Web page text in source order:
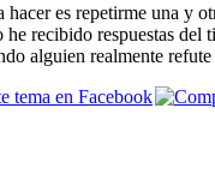
es repetirme una y
he recibido respuestas
alguien realmente